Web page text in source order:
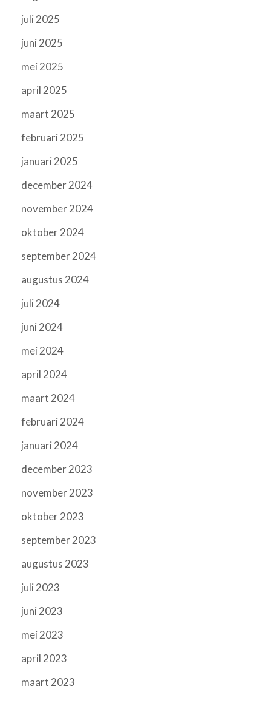
juli 2025
juni 2025
mei 2025
april 2025
maart 2025
februari 2025
januari 2025
december 2024
november 2024
oktober 2024
september 2024
augustus 2024
juli 2024
juni 2024
mei 2024
april 2024
maart 2024
februari 2024
januari 2024
december 2023
november 2023
oktober 2023
september 2023
augustus 2023
juli 2023
juni 2023
mei 2023
april 2023
maart 2023